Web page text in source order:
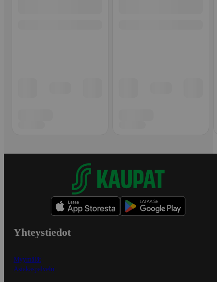
Yhteystiedot
Myymälät
Asiakaspalvelu